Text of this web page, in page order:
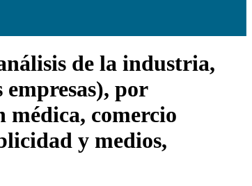
de la industria,
por
comercio
y medios,